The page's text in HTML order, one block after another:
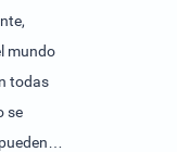
mundo
todas
se